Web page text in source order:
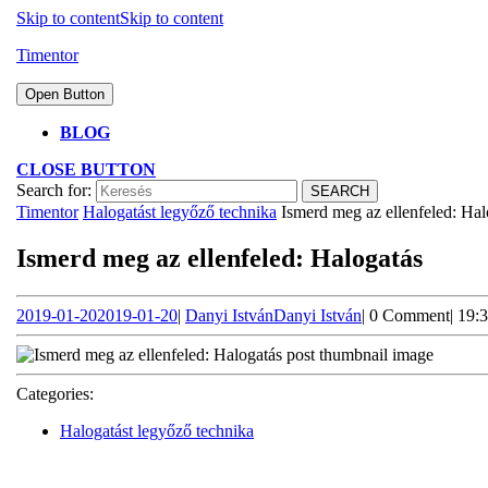
Skip to contentSkip to content
Timentor
Open Button
BLOG
CLOSE BUTTON
Search for:
Timentor Halogatást legyőző technika Ismerd meg az ellenfeled:
Ismerd meg az ellenfeled: Halogatás
2019-01-202019-01-20| Danyi IstvánDanyi István| 0 Comment|
Categories:
Halogatást legyőző technika